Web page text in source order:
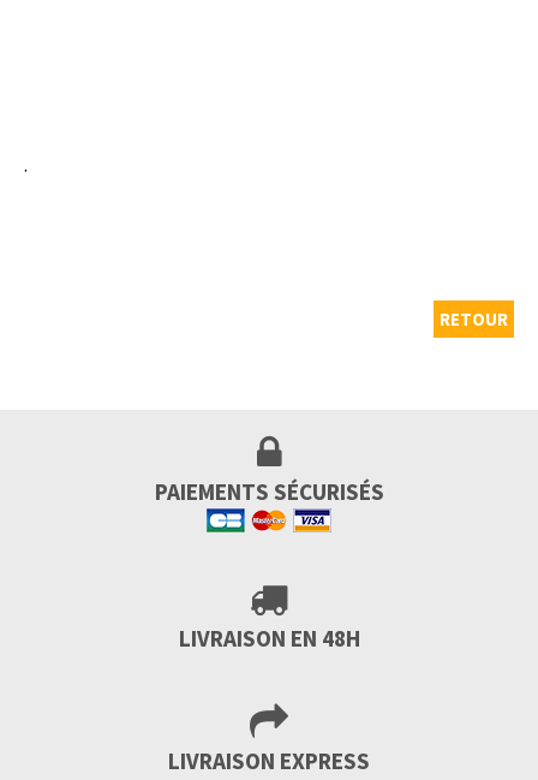
·
RETOUR
PAIEMENTS SÉCURISÉS
LIVRAISON EN 48H
LIVRAISON EXPRESS